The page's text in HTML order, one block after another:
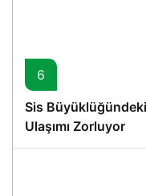
6
Sis
Ulaşımı Zorluyor